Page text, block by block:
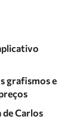
grafismos e
de Carlos